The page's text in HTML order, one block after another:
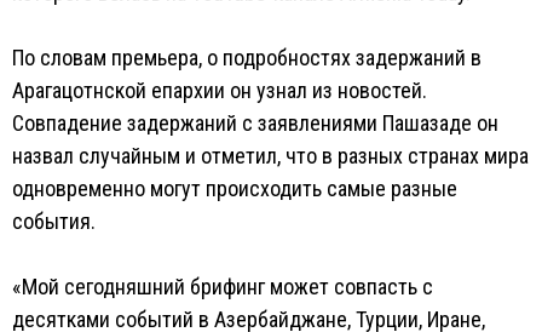
По словам премьера, о подробностях задержаний в
Арагацотнской епархии он узнал из новостей.
Совпадение задержаний с заявлениями Пашазаде он
назвал случайным и отметил, что в разных странах мира
одновременно могут происходить самые разные
события.
«Мой сегодняшний брифинг может совпасть с
десятками событий в Азербайджане, Турции, Иране,